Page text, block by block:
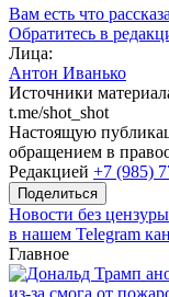
Вам есть что
Обратитесь в
Лица:
Антон Иванько
Источники
t.me/shot_shot
Настоящую
обращением в
Редакцией +7 (985)
Поделиться
Новости без цензуры
в нашем Telegram
Главное